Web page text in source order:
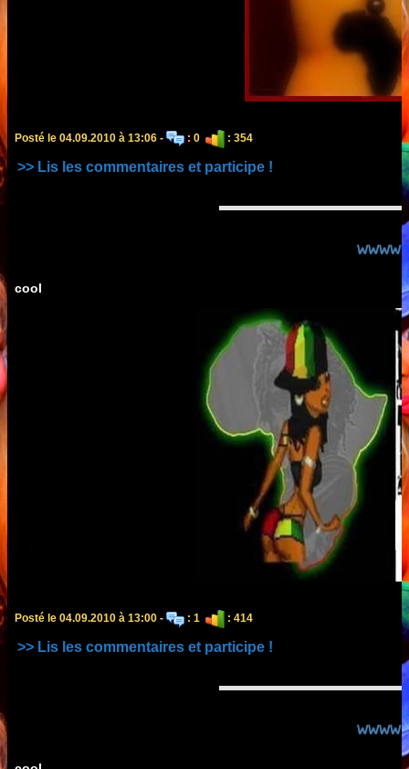
Posté le 04.09.2010 à 13:06 - : 0 : 354
>> Lis les commentaires et participe !
wwww
cool
Posté le 04.09.2010 à 13:00 - : 1 : 414
>> Lis les commentaires et participe !
wwww